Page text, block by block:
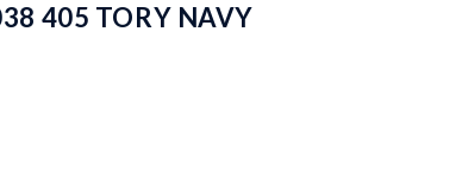
405 TORY NAVY